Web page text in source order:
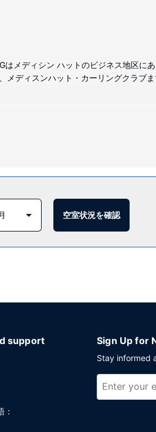
メディシン ハットのビジネス地区に
ディスンハット・カーリングクラブ
ただけます。ピロートップのベッド
い。その他の設備としてこのホテルで
がりいただけます。
空室状況を確認
support
：
Sign Up for
Stay informed